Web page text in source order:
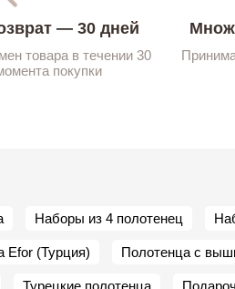
— 30 дней
товара в течении 30
покупки
Наборы из 4 полотенец
Efor (Турция) Полотенца с
Турецкие полотенца